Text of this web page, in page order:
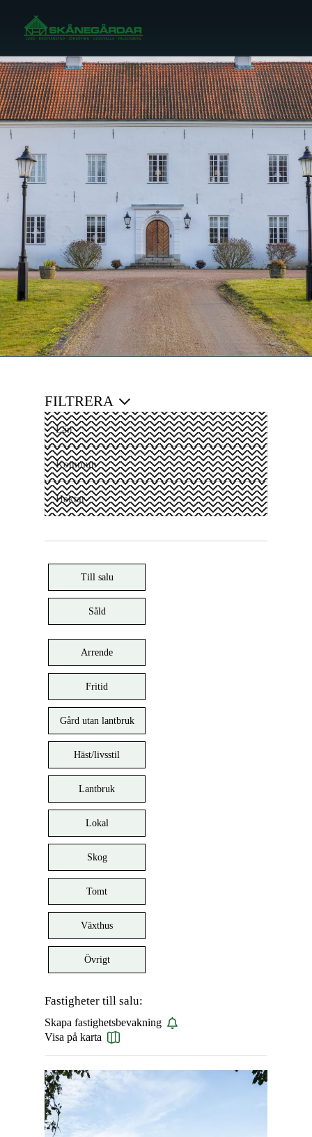
FILTRERA
Till salu
Såld
Arrende
Fritid
Gård utan lantbruk
Häst/livsstil
Lantbruk
Lokal
Skog
Tomt
Växthus
Övrigt
Fastigheter till salu:
Skapa fastighetsbevakning
Visa på karta